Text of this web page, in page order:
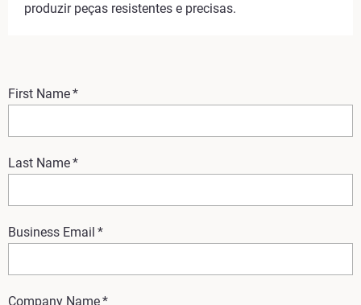
produzir peças resistentes e precisas.
First Name*
Last Name*
Business Email *
Company Name*